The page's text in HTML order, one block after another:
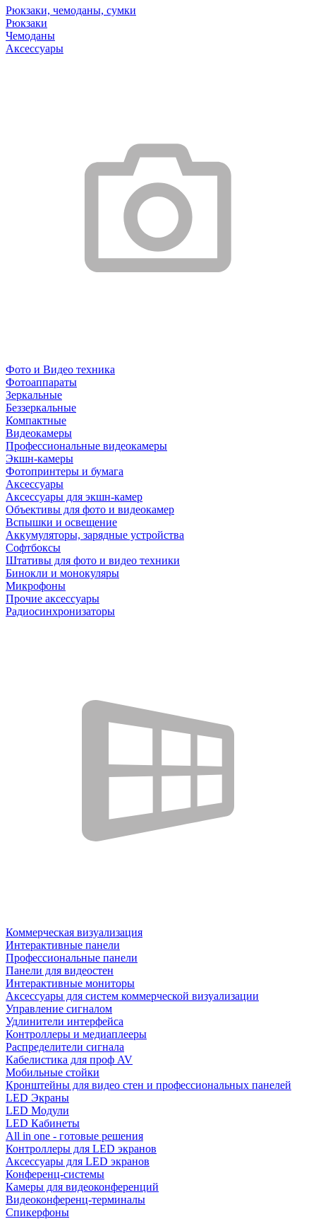
Рюкзаки, чемоданы, сумки
Рюкзаки
Чемоданы
Аксессуары
Фото и Видео техника
Фотоаппараты
Зеркальные
Беззеркальные
Компактные
Видеокамеры
Профессиональные видеокамеры
Экшн-камеры
Фотопринтеры и бумага
Аксессуары
Аксессуары для экшн-камер
Объективы для фото и видеокамер
Вспышки и освещение
Аккумуляторы, зарядные устройства
Софтбоксы
Штативы для фото и видео техники
Бинокли и монокуляры
Микрофоны
Прочие аксессуары
Радиосинхронизаторы
Коммерческая визуализация
Интерактивные панели
Профессиональные панели
Панели для видеостен
Интерактивные мониторы
Аксессуары для систем коммерческой визуализации
Управление сигналом
Удлинители интерфейса
Контроллеры и медиаплееры
Распределители сигнала
Кабелистика для проф AV
Мобильные стойки
Кронштейны для видео стен и профессиональных панелей
LED Экраны
LED Модули
LED Кабинеты
All in one - готовые решения
Контроллеры для LED экранов
Аксессуары для LED экранов
Конференц-системы
Камеры для видеоконференций
Видеоконференц-терминалы
Спикерфоны